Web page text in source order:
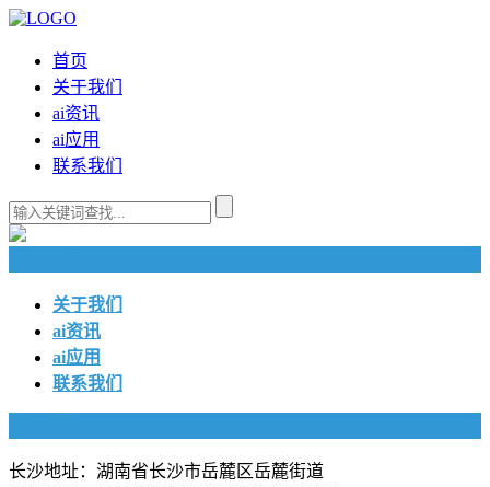
首页
关于我们
ai资讯
ai应用
联系我们
关于我们
ai资讯
ai应用
联系我们
长沙地址：湖南省长沙市岳麓区岳麓街道